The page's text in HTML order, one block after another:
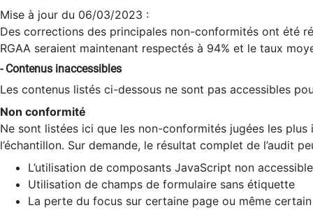
Mise à jour du 06/03/2023 :
Des corrections des principales non-conformités ont été
RGAA seraient maintenant respectés à 94% et le taux
- Contenus inaccessibles
Les contenus listés ci-dessous ne sont pas accessibles
Non conformité
Ne sont listées ici que les non-conformités jugées les
l’échantillon. Sur demande, le résultat complet de l’audit
L’utilisation de composants JavaScript non
Utilisation de champs de formulaire sans étiquette
La perte du focus sur certaine page ou même